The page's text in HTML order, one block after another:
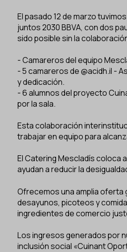
El pasado 12 de marzo
juntos 2030BBVA, con dos
sido posible sin la
- Camareros del equipo
- 5 camareros de @acidh.il -
y dedicación.
- 6 alumnos del proyecto
por la sala.
Esta colaboración
trabajar en equipo para
El Catering Mescladís coloca
ayudan a reducir la
Ofrecemos una amplia
desayunos, picoteos y
ingredientes de comercio
Los ingresos generados por
inclusión social «Cuinant